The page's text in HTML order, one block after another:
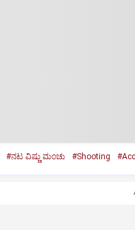
#ನಟ ವಿಷ್ಣು ಮಂಚು #Shooting